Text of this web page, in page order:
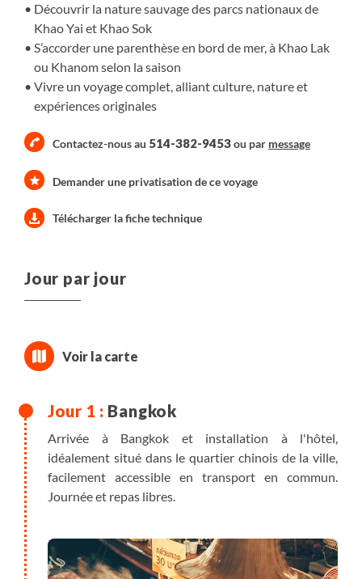
Découvrir la nature sauvage des parcs nationaux de
Khao Yai et Khao Sok
S’accorder une parenthèse en bord de mer, à Khao Lak
ou Khanom selon la saison
Vivre un voyage complet, alliant culture, nature et
expériences originales
Contactez-nous au 514-382-9453ou par message
Demander une privatisation de ce voyage
Télécharger la fiche technique
Jour par jour
Bangkok
Arrivée à Bangkok et installation à l'hôtel,
idéalement situé dans le quartier chinois de la ville,
facilement accessible en transport en commun.
Journée et repas libres.